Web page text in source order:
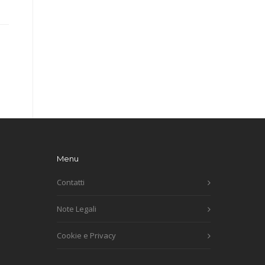
Menu
Contatti
Note Legali
Cookie e Privacy